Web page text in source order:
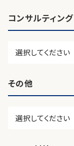
コンサルティング
その他